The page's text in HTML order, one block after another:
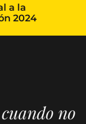
a la
2024
no